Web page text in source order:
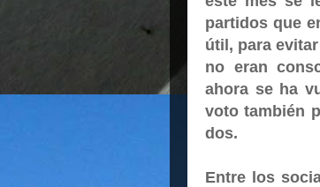
partidos que
útil, para
no eran
ahora se ha
voto también
dos.
Entre los